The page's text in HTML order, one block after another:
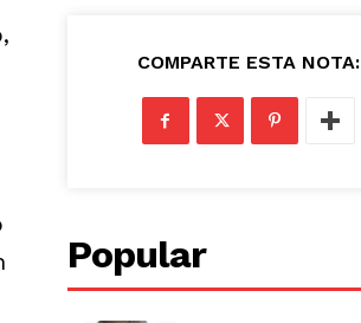
COMPARTE ESTA NOTA:
Popular